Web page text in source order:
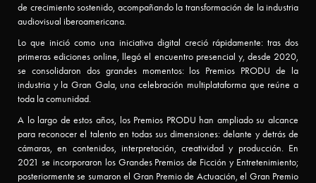
Premio
Premios
Honoríficos
Categorías
¡Participa
de crecimiento sostenido, acompañando la transformación de la industria
audiovisual iberoamericana.
Lo que inició como una iniciativa digital creció rápidamente: tras dos
primeras ediciones online, llegó el encuentro presencial y, desde 2020,
se consolidaron dos grandes momentos: los Premios PRODU de la
industria y la Gran Gala, una celebración multiplataforma que reúne a
toda la comunidad.
A lo largo de estos años, los Premios PRODU han ampliado su alcance
para reconocer el talento en todas sus dimensiones: delante y detrás de
cámaras, en contenidos, interpretación, creatividad y producción. En
2021 se incorporaron los Grandes Premios de Ficción y Entretenimiento;
posteriormente se sumaron el Gran Premio de Actuación, el Gran Premio